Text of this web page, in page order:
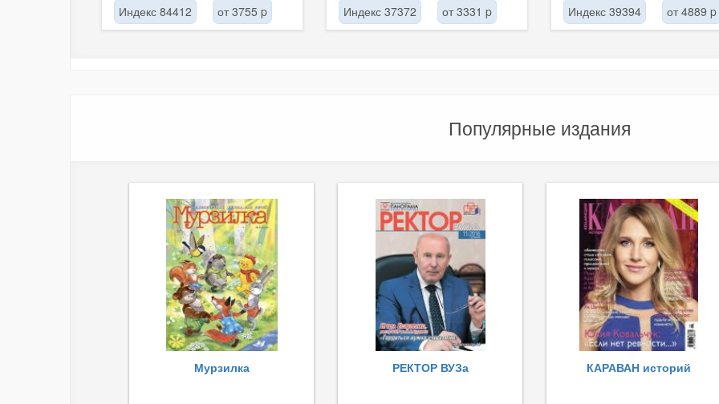
Индекс 84412 от 3755 p Индекс 37372 от 3331 p Индекс 39394 от 4889 p
Популярные издания
Мурзилка РЕКТОР ВУЗа КАРАВАН историй